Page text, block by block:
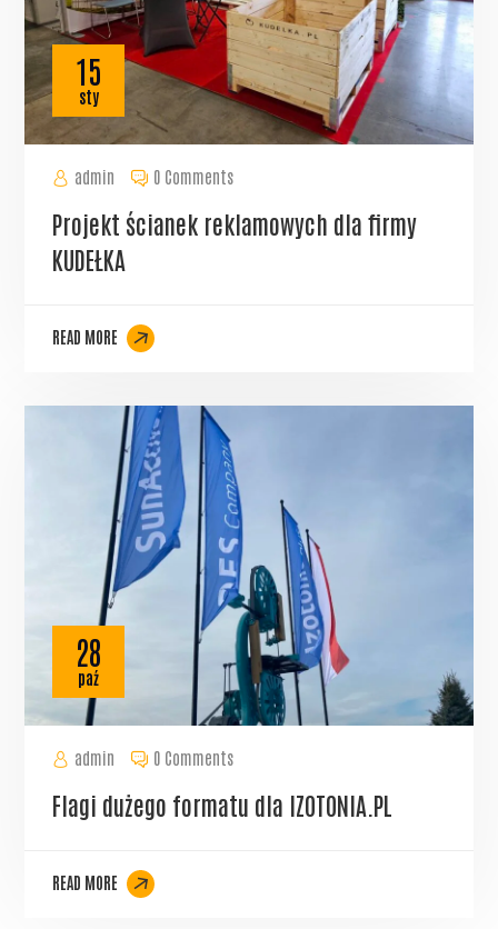
admin
15
sty
0 Comments
Projekt ścianek reklamowych dla firmy
KUDEŁKA
READ MORE
admin
28
paź
0 Comments
Flagi dużego formatu dla IZOTONIA.PL
READ MORE